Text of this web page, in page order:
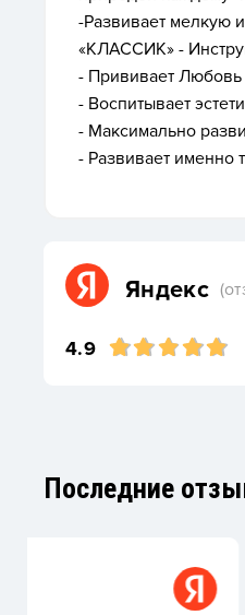
-Развивает мелкую
«КЛАССИК» -
- Прививает
- Воспитывает
- Максимально
- Развивает именно
Яндекс
4.9
Последние
Наталия Климова